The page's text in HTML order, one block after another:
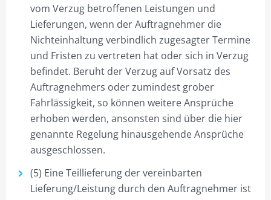
vom Verzug betroffenen Leistungen und
Lieferungen, wenn der Auftragnehmer die
Nichteinhaltung verbindlich zugesagter Termine
und Fristen zu vertreten hat oder sich in Verzug
befindet. Beruht der Verzug auf Vorsatz des
Auftragnehmers oder zumindest grober
Fahrlässigkeit, so können weitere Ansprüche
erhoben werden, ansonsten sind über die hier
genannte Regelung hinausgehende Ansprüche
ausgeschlossen.
(5) Eine Teillieferung der vereinbarten
Lieferung/Leistung durch den Auftragnehmer ist